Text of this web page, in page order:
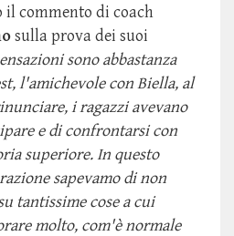
il commento di coach
sulla prova dei suoi
sono abbastanza
l'amichevole con Biella, al
i ragazzi avevano
e di confrontarsi con
superiore. In questo
sapevamo di non
tantissime cose a cui
molto, com'è normale